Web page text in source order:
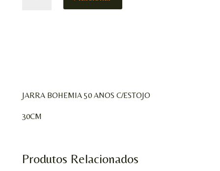
JARRA BOHEMIA 50 ANOS C/ESTOJO
30CM
Produtos Relacionados